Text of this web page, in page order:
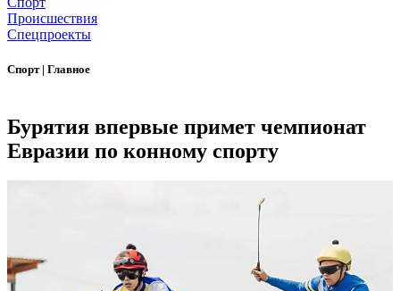
Происшествия
Спецпроекты
Спорт | Главное
Бурятия впервые примет чемпионат
Евразии по конному спорту